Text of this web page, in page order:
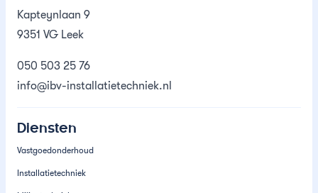
Kapteynlaan 9
9351 VG Leek
050 503 25 76
info@ibv-installatietechniek.nl
Diensten
Vastgoedonderhoud
Installatietechniek